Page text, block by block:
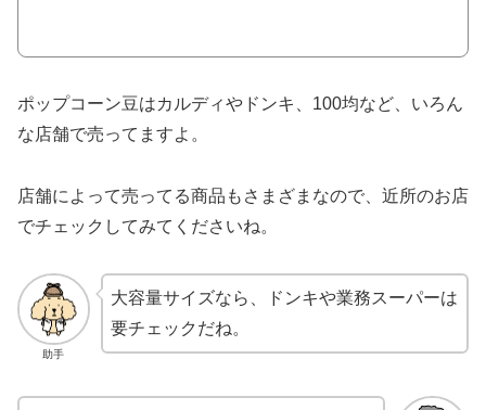
ポップコーン豆はカルディやドンキ、100均など、いろん
な店舗で売ってますよ。
店舗によって売ってる商品もさまざまなので、近所のお店
でチェックしてみてくださいね。
助手
大容量サイズなら、ドンキや業務スーパーは
要チェックだね。